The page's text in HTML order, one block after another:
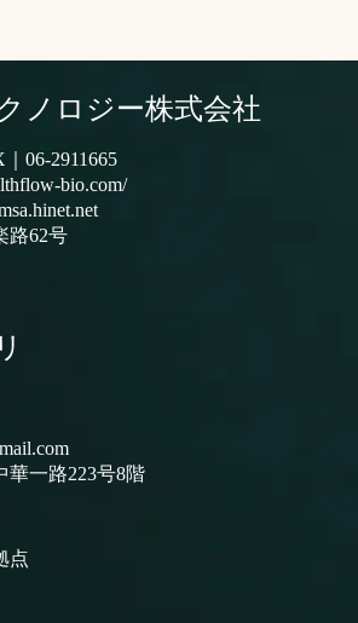
ノロジー株式会社
06-2911665
bio.com/
路62号
華一路223号8階
点